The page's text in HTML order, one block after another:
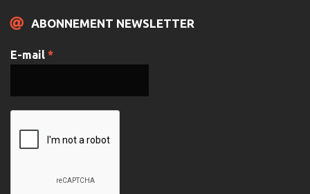
ABONNEMENT NEWSLETTER
E-mail *